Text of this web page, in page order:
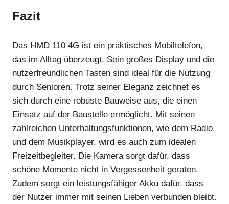
Fazit
Das HMD 110 4G ist ein praktisches Mobiltelefon,
das im Alltag überzeugt. Sein großes Display und die
nutzerfreundlichen Tasten sind ideal für die Nutzung
durch Senioren. Trotz seiner Eleganz zeichnet es
sich durch eine robuste Bauweise aus, die einen
Einsatz auf der Baustelle ermöglicht. Mit seinen
zahlreichen Unterhaltungsfunktionen, wie dem Radio
und dem Musikplayer, wird es auch zum idealen
Freizeitbegleiter. Die Kamera sorgt dafür, dass
schöne Momente nicht in Vergessenheit geraten.
Zudem sorgt ein leistungsfähiger Akku dafür, dass
der Nutzer immer mit seinen Lieben verbunden bleibt.